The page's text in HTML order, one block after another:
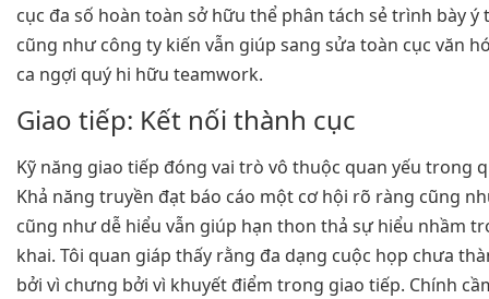
cục đa số hoàn toàn sở hữu thể phân tách sẻ trình bày
cũng như công ty kiến vẫn giúp sang sửa toàn cục văn
ca ngợi quý hi hữu teamwork.
Giao tiếp: Kết nối thành cục
Kỹ năng giao tiếp đóng vai trò vô thuộc quan yếu trong
Khả năng truyền đạt báo cáo một cơ hội rõ ràng cũng
cũng như dễ hiểu vẫn giúp hạn thon thả sự hiểu nhầm
khai. Tôi quan giáp thấy rằng đa dạng cuộc họp chưa
bởi vì chưng bởi vì khuyết điểm trong giao tiếp. Chính